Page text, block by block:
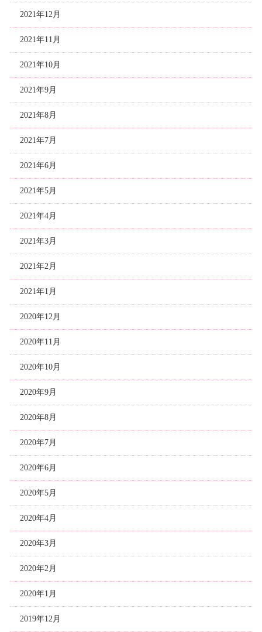
2021年12月
2021年11月
2021年10月
2021年9月
2021年8月
2021年7月
2021年6月
2021年5月
2021年4月
2021年3月
2021年2月
2021年1月
2020年12月
2020年11月
2020年10月
2020年9月
2020年8月
2020年7月
2020年6月
2020年5月
2020年4月
2020年3月
2020年2月
2020年1月
2019年12月